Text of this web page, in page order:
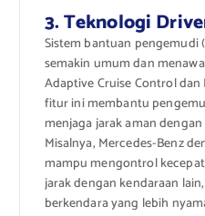
3. Teknologi
Sistem bantuan pengemudi
semakin umum dan
Adaptive Cruise Control
fitur ini membantu
menjaga jarak aman
Misalnya, Mercedes-Benz
mampu mengontrol
jarak dengan kendaraan
berkendara yang lebih